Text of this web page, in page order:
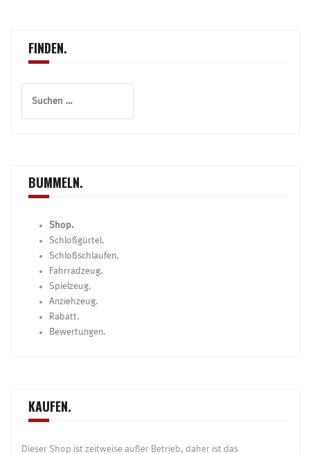
FINDEN.
nach:
BUMMELN.
Shop.
Schloßgürtel.
Schloßschlaufen.
Fahrradzeug.
Spielzeug.
Anziehzeug.
Rabatt.
Bewertungen.
KAUFEN.
Dieser Shop ist zeitweise außer Betrieb, daher ist das